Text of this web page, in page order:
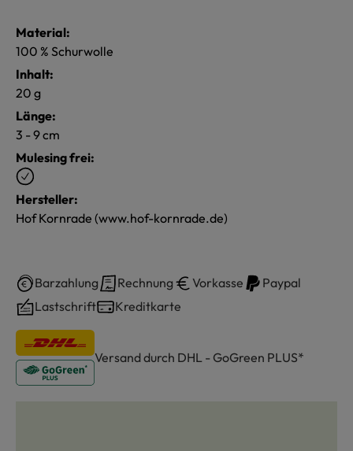
Material:
100 % Schurwolle
Inhalt:
20 g
Länge:
3 - 9 cm
Mulesing frei:
Hersteller:
Hof Kornrade (www.hof-kornrade.de)
Barzahlung Rechnung Vorkasse
Paypal
Lastschrift
Kreditkarte
Versand durch DHL - GoGreen PLUS*